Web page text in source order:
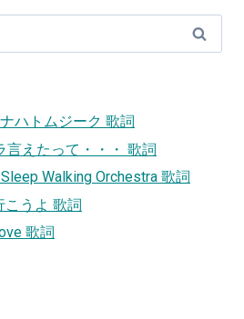
ハトムジーク 歌詞
言えたって・・・ 歌詞
Walking Orchestra 歌詞
うよ 歌詞
歌詞